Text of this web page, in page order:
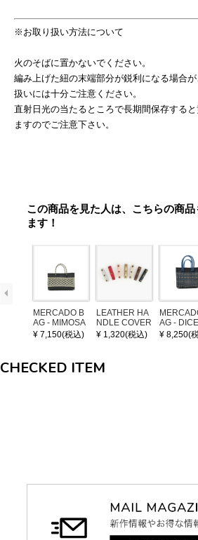
※お取り扱い方法について
火のそばに置かないでください。
編み上げた紐の末端部分が鋭利になる場合
扱いには十分ご注意ください。
直射日光の当たるところで長期間保存する
ますのでご注意下さい。
この商品を見た人は、こちらの商
ます！
MERCADO B
AG - MIMOSA
- Black / Crea
¥ 7,150(税込)
LEATHER HA
NDLE COVER
¥ 1,320(税込)
AG -
OSAIC -
¥ 8,250(
CHECKED ITEM